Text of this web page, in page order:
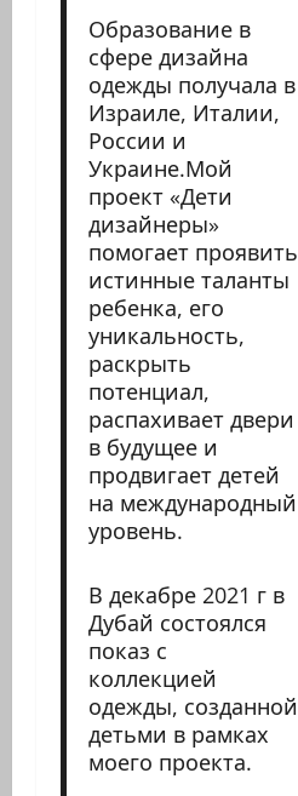
Образование в
сфере дизайна
одежды получала в
Израиле, Италии,
России и
Украине.Мой
проект «Дети
дизайнеры»
помогает проявить
истинные таланты
ребенка, его
уникальность,
раскрыть
потенциал,
распахивает двери
в будущее и
продвигает детей
на международный
уровень.
В декабре 2021 г в
Дубай состоялся
показ с
коллекцией
одежды, созданной
детьми в рамках
моего проекта.